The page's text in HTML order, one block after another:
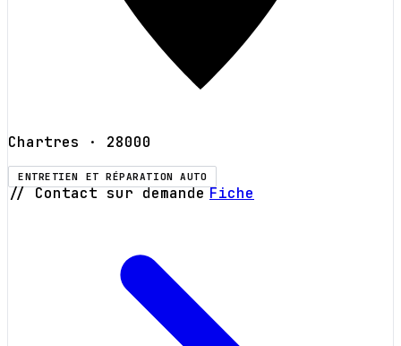
Chartres · 28000
ENTRETIEN ET RÉPARATION AUTO
// Contact sur demande Fiche